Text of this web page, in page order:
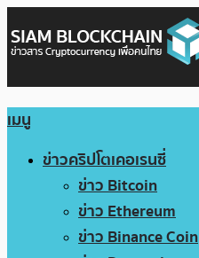
เมนู
ข่าวคริปโตเคอเรนซี่
ข่าว Bitcoin
ข่าว Ethereum
ข่าว Binance Coin